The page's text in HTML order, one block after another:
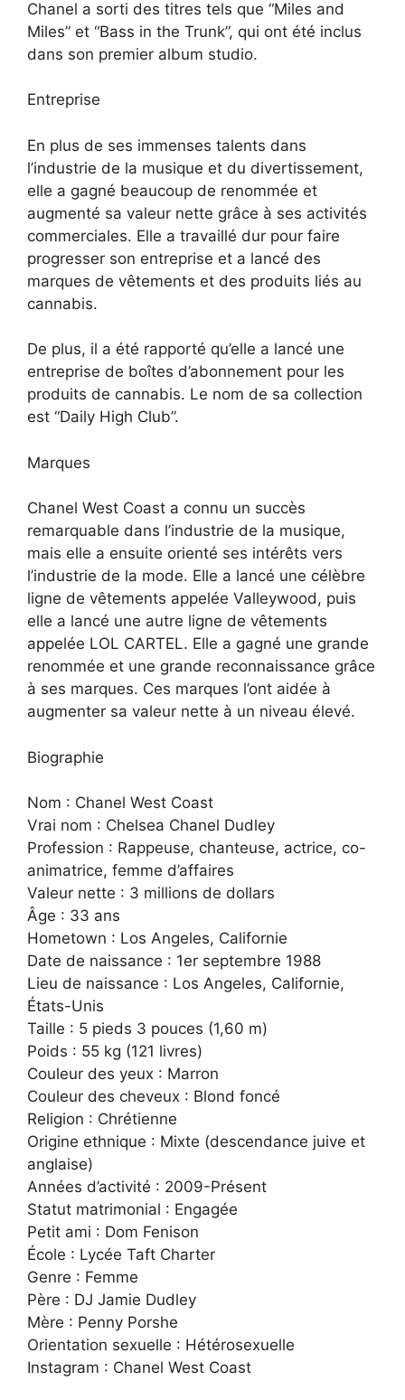
Chanel a sorti des titres tels que “Miles and
Miles” et “Bass in the Trunk”, qui ont été inclus
dans son premier album studio.
Entreprise
En plus de ses immenses talents dans
l’industrie de la musique et du divertissement,
elle a gagné beaucoup de renommée et
augmenté sa valeur nette grâce à ses activités
commerciales. Elle a travaillé dur pour faire
progresser son entreprise et a lancé des
marques de vêtements et des produits liés au
cannabis.
De plus, il a été rapporté qu’elle a lancé une
entreprise de boîtes d’abonnement pour les
produits de cannabis. Le nom de sa collection
est “Daily High Club”.
Marques
Chanel West Coast a connu un succès
remarquable dans l’industrie de la musique,
mais elle a ensuite orienté ses intérêts vers
l’industrie de la mode. Elle a lancé une célèbre
ligne de vêtements appelée Valleywood, puis
elle a lancé une autre ligne de vêtements
appelée LOL CARTEL. Elle a gagné une grande
renommée et une grande reconnaissance grâce
à ses marques. Ces marques l’ont aidée à
augmenter sa valeur nette à un niveau élevé.
Biographie
Nom : Chanel West Coast
Vrai nom : Chelsea Chanel Dudley
Profession : Rappeuse, chanteuse, actrice, co-
animatrice, femme d’affaires
Valeur nette : 3 millions de dollars
Âge : 33 ans
Hometown : Los Angeles, Californie
Date de naissance : 1er septembre 1988
Lieu de naissance : Los Angeles, Californie,
États-Unis
Taille : 5 pieds 3 pouces (1,60 m)
Poids : 55 kg (121 livres)
Couleur des yeux : Marron
Couleur des cheveux : Blond foncé
Religion : Chrétienne
Origine ethnique : Mixte (descendance juive et
anglaise)
Années d’activité : 2009-Présent
Statut matrimonial : Engagée
Petit ami : Dom Fenison
École : Lycée Taft Charter
Genre : Femme
Père : DJ Jamie Dudley
Mère : Penny Porshe
Orientation sexuelle : Hétérosexuelle
Instagram : Chanel West Coast